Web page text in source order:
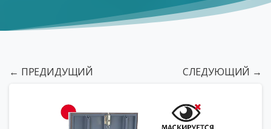
← ПРЕДИДУЩИЙ СЛЕДУЮЩИЙ →